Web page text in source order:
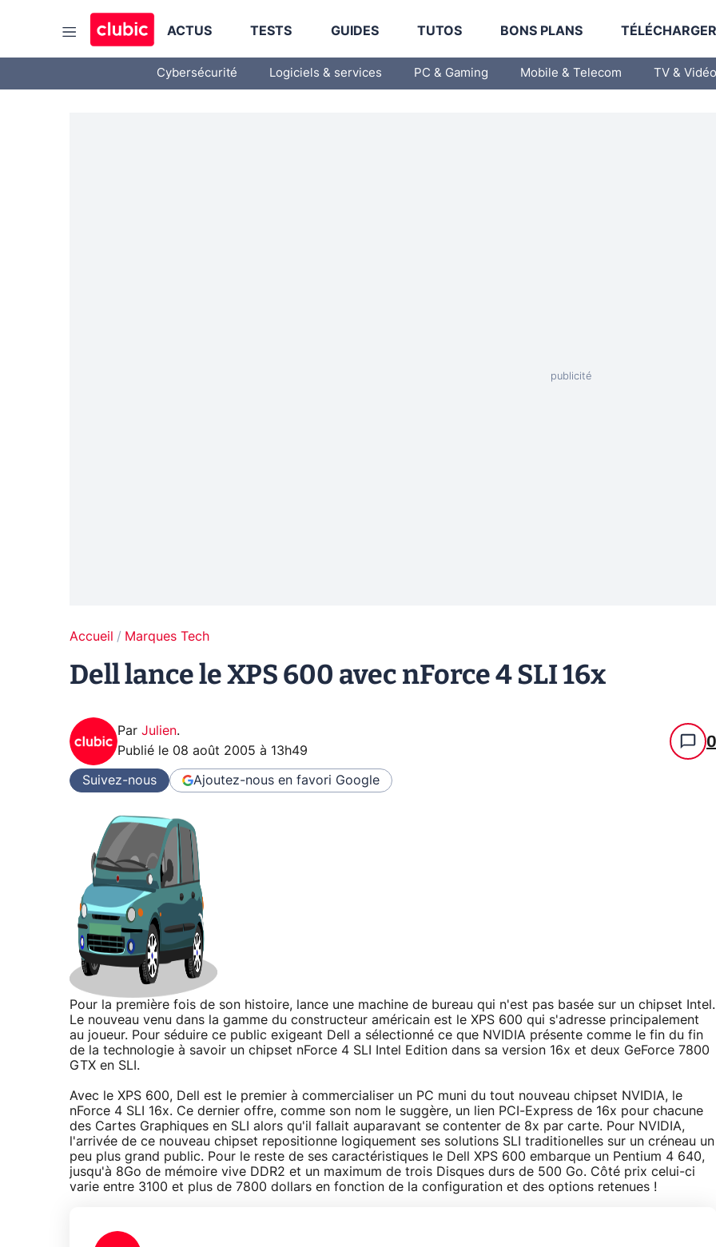
ACTUS TESTS GUIDES TUTOS BONS PLANS
Cybersécurité Logiciels & services PC & Gaming Mobile & Telecom TV & Vidéo
Accueil Marques Tech
Dell lance le XPS 600 avec nForce 4 SLI 16x
Par Julien.
Publié le 08 août 2005 à 13h49 0
Suivez-nous Ajoutez-nous en favori Google
Pour la première fois de son histoire, lance une machine de bureau qui n'est pas basée sur un chipset Intel.
Le nouveau venu dans la gamme du constructeur américain est le XPS 600 qui s'adresse principalement
au joueur. Pour séduire ce public exigeant Dell a sélectionné ce que NVIDIA présente comme le fin du fin
de la technologie à savoir un chipset nForce 4 SLI Intel Edition dans sa version 16x et deux GeForce 7800
GTX en SLI.
Avec le XPS 600, Dell est le premier à commercialiser un PC muni du tout nouveau chipset NVIDIA, le
nForce 4 SLI 16x. Ce dernier offre, comme son nom le suggère, un lien PCI-Express de 16x pour chacune
des Cartes Graphiques en SLI alors qu'il fallait auparavant se contenter de 8x par carte. Pour NVIDIA,
l'arrivée de ce nouveau chipset repositionne logiquement ses solutions SLI traditionelles sur un créneau un
peu plus grand public. Pour le reste de ses caractéristiques le Dell XPS 600 embarque un Pentium 4 640,
jusqu'à 8Go de mémoire vive DDR2 et un maximum de trois Disques durs de 500 Go. Côté prix celui-ci
varie entre 3100 et plus de 7800 dollars en fonction de la configuration et des options retenues !